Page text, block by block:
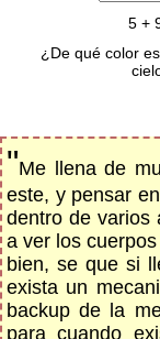
5 +
¿De qué color
"Me llena de
este, y pensar
dentro de varios
a ver los
bien, se que si
exista un
backup de la
para cuando